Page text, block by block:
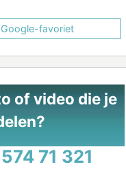
Google-favoriet
of video die je
71 321